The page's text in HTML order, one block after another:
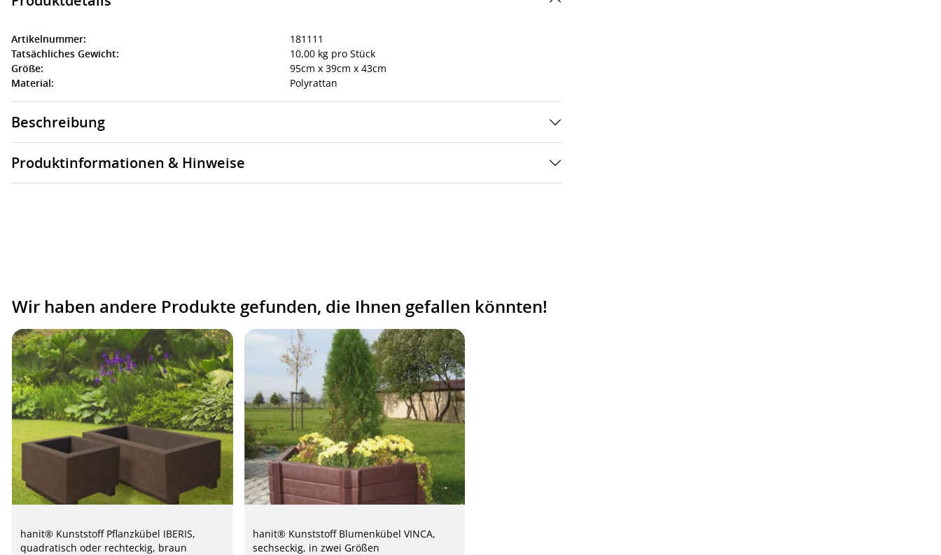
Artikelnummer:
181111
Tatsächliches Gewicht:
10,00 kg pro Stück
Größe:
95cm x 39cm x 43cm
Material:
Polyrattan
Beschreibung
Produktinformationen & Hinweise
Wir haben andere Produkte gefunden, die Ihnen gefallen könnten!
hanit® Kunststoff Pflanzkübel IBERIS,
quadratisch oder rechteckig, braun
hanit® Kunststoff Blumenkübel VINCA,
sechseckig, in zwei Größen